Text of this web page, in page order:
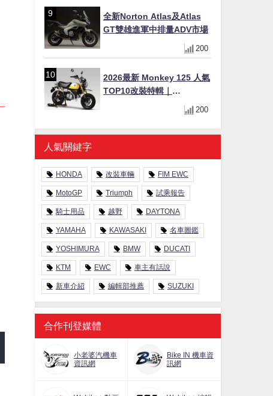
全新Norton Atlas及Atlas
GT雙雄進軍中排量ADV市場
200
2026最新 Monkey 125 人氣
TOP10改裝特輯｜
YOSHIMURA合法認證排氣
管、OHLINS後避震、OVER
Racing防倒球
200
人氣關鍵字
HONDA 改裝車輛 FIM EWC
MotoGP Triumph 試乘報告
騎士用品 越野 DAYTONA
YAMAHA KAWASAKI 名車圖鑑
YOSHIMURA BMW DUCATI
KTM EWC 車主有話說
新車介紹 編輯部推薦 SUZUKI
合作刊登媒體
小老婆汽機車
資訊網
Bike IN 機車資
訊網